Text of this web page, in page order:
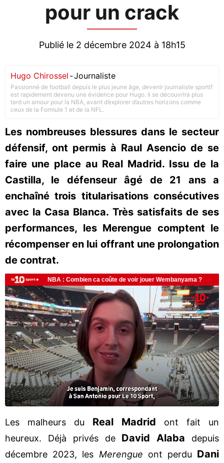
pour un crack
Publié le 2 décembre 2024 à 18h15
Hugo Chirossel -Journaliste
Passionné de football depuis le plus jeune âge, devenir journaliste sportif
est rapidement devenu une évidence pour Hugo. Il se découvrira plus
tard un amour pour la NBA, avant d’explorer d’autres horizons comme
ceux de la Formule 1 et de la NFL.
Les nombreuses blessures dans le secteur
défensif, ont permis à Raul Asencio de se
faire une place au Real Madrid. Issu de la
Castilla, le défenseur âgé de 21 ans a
enchaîné trois titularisations consécutives
avec la Casa Blanca. Très satisfaits de ses
performances, les Merengue comptent le
récompenser en lui offrant une prolongation
de contrat.
Les malheurs du Real Madrid ont fait un
heureux. Déjà privés de David Alaba depuis
décembre 2023, les Merengue ont perdu Dani